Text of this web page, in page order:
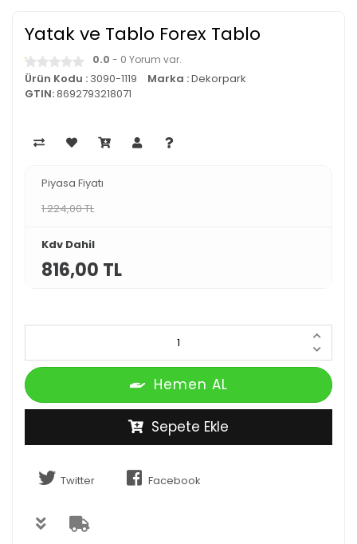
Yatak ve Tablo Forex Tablo
0.0 - 0 Yorum var.
Ürün Kodu : 3090-1119 Marka :Dekorpark
GTIN:8692793218071
Piyasa Fiyatı
1.224,00 TL
Kdv Dahil
816,00 TL
Hemen AL
Sepete Ekle
Twitter Facebook